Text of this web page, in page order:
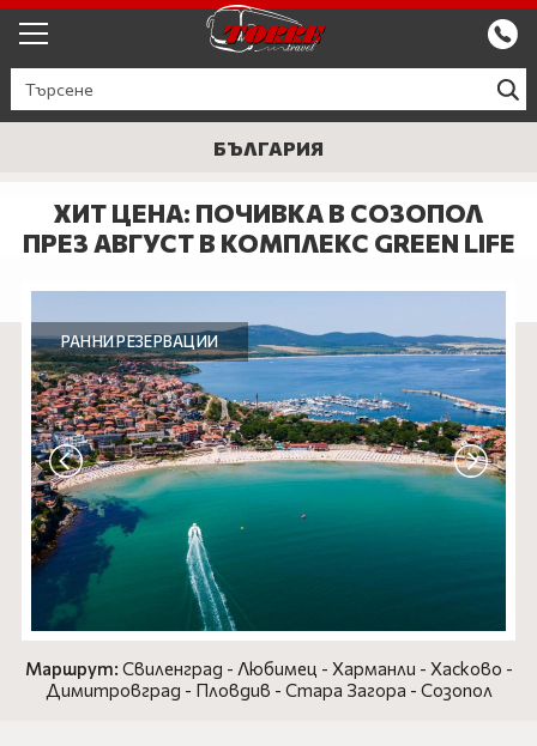
ЕКСКУРЗИИ ОТ ПЛОВДИВ
Круизи с водач
БЪЛГАРИЯ
ЕВРОПА
ГЪРЦИЯ
ТУРЦИЯ
СЕПТЕМВРИЙСКИ ПРАЗНИЦИ
ПОЧИВКИ В ТУРЦИЯ 2026
Айвалък
Кушадасъ
Дидим
Бодрум
ЕКЗОТИКА
САМОЛЕТНИ ПРОГРАМИ
ХОТЕЛИ В БЪЛГАРИЯ
БЪЛГАРИЯ
ХИТ ЦЕНА: ПОЧИВКА В СОЗОПОЛ
ПРЕЗ АВГУСТ В КОМПЛЕКС GREEN LIFE
РАННИ РЕЗЕРВАЦИИ
Маршрут: Свиленград - Любимец - Харманли - Хасково -
Димитровград - Пловдив - Стара Загора - Созопол